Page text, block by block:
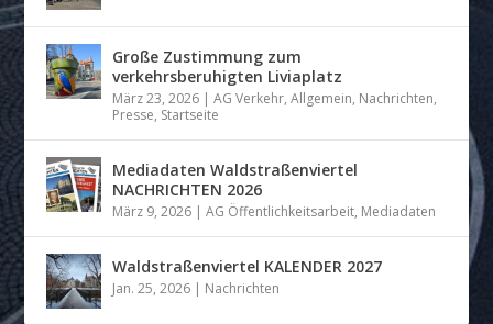
Große Zustimmung zum
verkehrsberuhigten Liviaplatz
März 23, 2026 |AG Verkehr,Allgemein, Nachrichten,
Presse, Startseite
Mediadaten Waldstraßenviertel
NACHRICHTEN 2026
März 9, 2026 |AG Öffentlichkeitsarbeit, Mediadaten
Waldstraßenviertel KALENDER 2027
Jan. 25, 2026 | Nachrichten